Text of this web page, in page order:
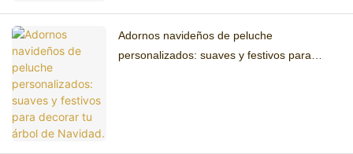
Adornos navideños de peluche
personalizados: suaves y festivos para